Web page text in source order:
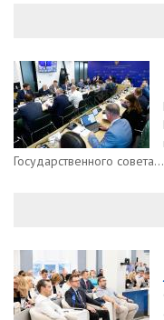
Государственного совета...